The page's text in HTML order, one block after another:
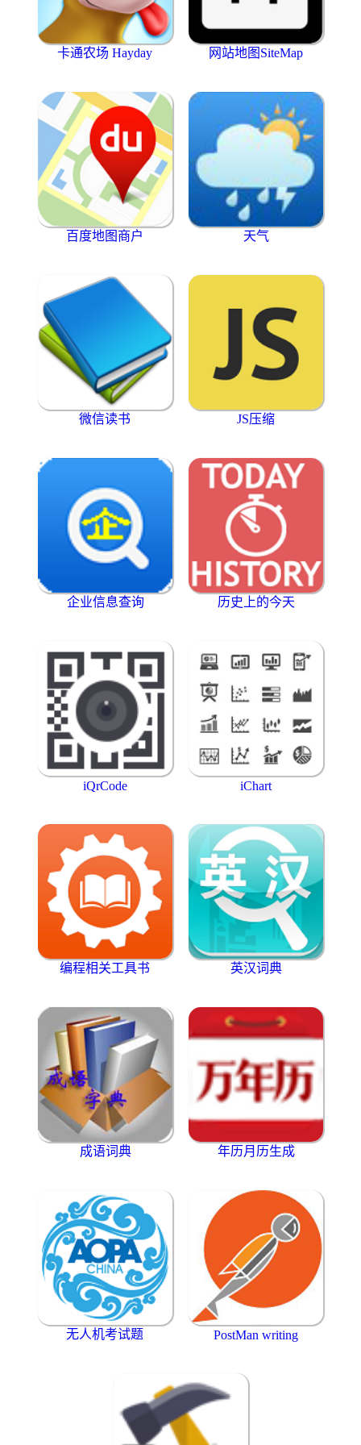
卡通农场 Hayday 网站地图SiteMap
百度地图商户 天气
微信读书 JS压缩
企业信息查询 历史上的今天
iQrCode iChart
编程相关工具书 英汉词典
成语词典 年历月历生成
无人机考试题 PostMan writing